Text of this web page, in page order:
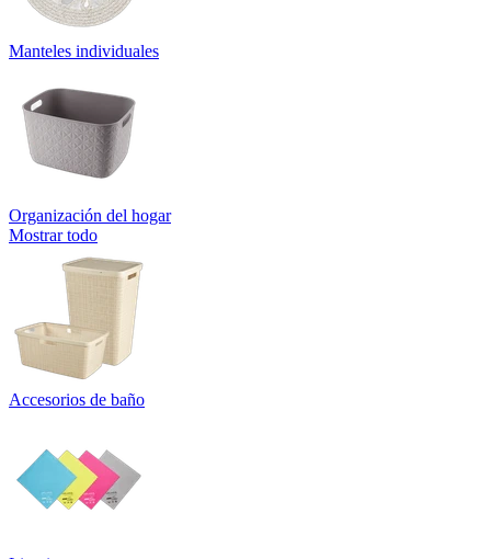
Manteles individuales
Organización del hogar
Mostrar todo
Accesorios de baño